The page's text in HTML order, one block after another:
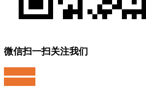
微信扫一扫关注我们